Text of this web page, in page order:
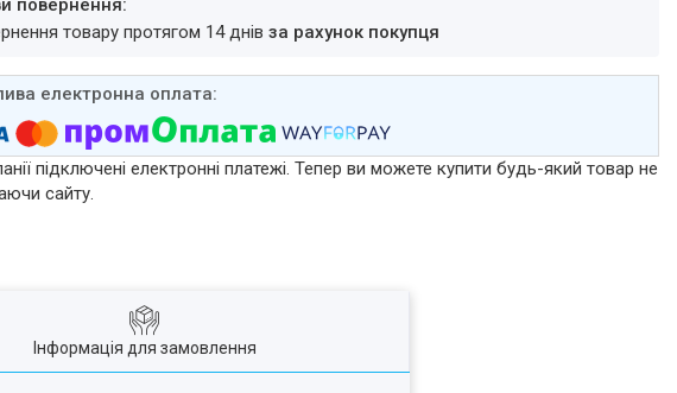
товару протягом 14 днівза рахунок покупця
підключені електронні платежі. Тепер ви можете купити будь-який товар не
сайту.
Інформація для замовлення